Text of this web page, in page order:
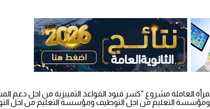
العاملة مشروع “كسر قيود القواعد التمييزية من اجل دعم
ومؤسسة التعليم من اجل التوظيف ومؤسسة التعليم من اجل